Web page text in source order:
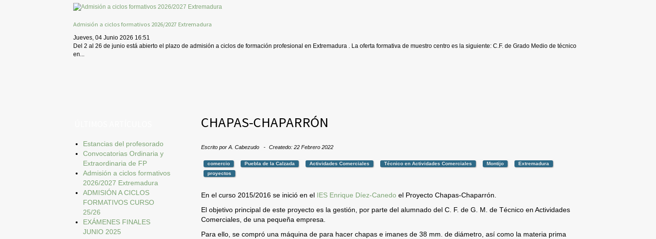
Admisión a ciclos formativos 2026/2027 Extremadura
Jueves, 04 Junio 2026 16:51
Del 2 al 26 de junio está abierto el plazo de admisión a ciclos de formación profesional en Extremadura . La oferta formativa de muestro centro es la siguiente: C.F. de Grado Medio de técnico
en...
CHAPAS-CHAPARRÓN
Escrito por A. Cabezudo Createdo: 22 Febrero 2022
comercio Puebla de la Calzada Actividades Comerciales Técnico en Actividades Comerciales Montijo
Extremadura
proyectos
En el curso 2015/2016 se inició en el IES Enrique Díez-Canedo el Proyecto Chapas-Chaparrón.
El objetivo principal de este proyecto es la gestión, por parte del alumnado del C. F. de G. M. de Técnico en Actividades
Comerciales, de una pequeña empresa.
Para ello, se compró una máquina de para hacer chapas e imanes de 38 mm. de diámetro, así como la materia prima
Estancias del profesorado
Convocatorias Ordinaria y
Extraordinaria de FP
Admisión a ciclos formativos
2026/2027 Extremadura
ADMISIÓN A CICLOS
FORMATIVOS CURSO
25/26
EXÁMENES FINALES
JUNIO 2025